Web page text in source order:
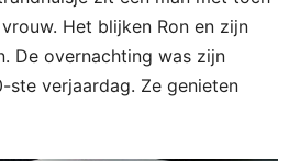
Het blijken Ron en zijn
De overnachting was zijn
ste verjaardag. Ze genieten